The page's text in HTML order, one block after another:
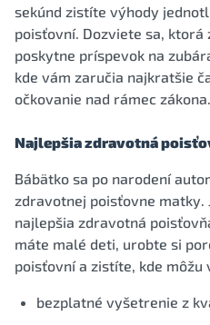
sekúnd zistíte výhody
poisťovní. Dozviete sa,
poskytne príspevok na
kde vám zaručia najkratšie
očkovanie nad rámec zákona.
Najlepšia zdravotná
Bábätko sa po narodení
zdravotnej poisťovne matky.
najlepšia zdravotná
máte malé deti, urobte si
poisťovní a zistíte, kde môžu
bezplatné vyšetrenie z